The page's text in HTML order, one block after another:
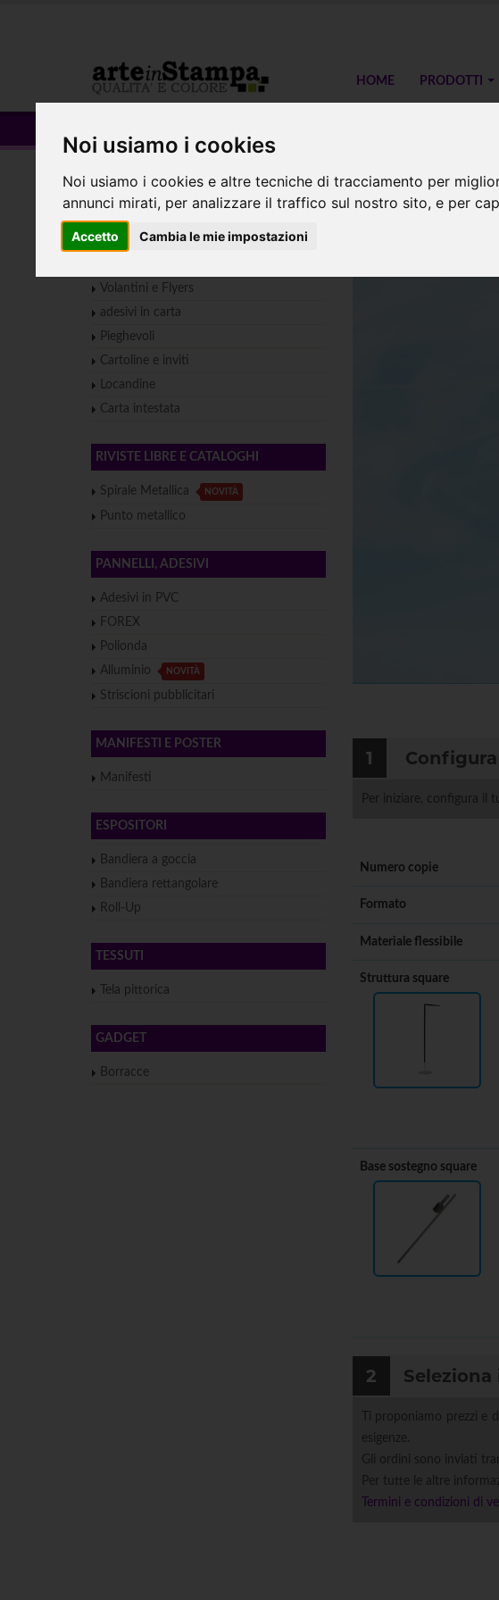
Noi usiamo i cookies
Noi usiamo i cookies e altre tecniche di tracciamento per
annunci mirati, per analizzare il traffico sul nostro sito, e per
Accetto Cambia le mie impostazioni
HOME PRODOTTI
Home ESPOSITORI Bandiera rettangolare Square M
PICCOLO FORMATO
Volantini e Flyers
adesivi in carta
Pieghevoli
Cartoline e inviti
Locandine
Carta intestata
RIVISTE LIBRE E CATALOGHI
Spirale Metallica NOVITÀ
Punto metallico
PANNELLI, ADESIVI
Adesivi in PVC
FOREX
Polionda
Alluminio
NOVITÀ
Striscioni pubblicitari
MANIFESTI E POSTER
Manifesti
ESPOSITORI
Bandiera a goccia
Bandiera rettangolare
Roll-Up
TESSUTI
Tela pittorica
GADGET
Borracce
1
Per iniziare, configura il
Numero copie
Formato
Materiale flessibile
Struttura square
Base sostegno square
2
Ti proponiamo prezzi e
esigenze.
Gli ordini sono inviati
Per tutte le altre
Termini e condizioni di